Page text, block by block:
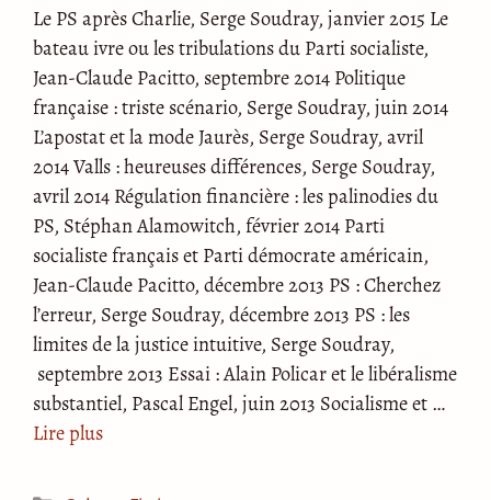
Le PS après Charlie, Serge Soudray, janvier 2015 Le
bateau ivre ou les tribulations du Parti socialiste,
Jean-Claude Pacitto, septembre 2014 Politique
française : triste scénario, Serge Soudray, juin 2014
L’apostat et la mode Jaurès, Serge Soudray, avril
2014 Valls : heureuses différences, Serge Soudray,
avril 2014 Régulation financière : les palinodies du
PS, Stéphan Alamowitch, février 2014 Parti
socialiste français et Parti démocrate américain,
Jean-Claude Pacitto, décembre 2013 PS : Cherchez
l’erreur, Serge Soudray, décembre 2013 PS : les
limites de la justice intuitive, Serge Soudray,
septembre 2013 Essai : Alain Policar et le libéralisme
substantiel, Pascal Engel, juin 2013 Socialisme et …
Lire plus